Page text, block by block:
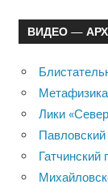
ВИДЕО —
Лики
Гатчинский